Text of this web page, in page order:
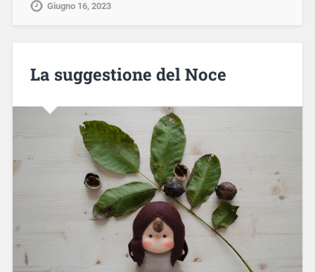
Giugno 16, 2023
La suggestione del Noce